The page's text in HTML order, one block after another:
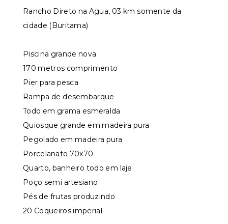
Rancho Direto na Agua, 03 km somente da
cidade (Buritama)
Piscina grande nova
170 metros comprimento
Pier para pesca
Rampa de desembarque
Todo em grama esmeralda
Quiosque grande em madeira pura
Pegolado em madeira pura
Porcelanato 70x70
Quarto, banheiro todo em laje
Poço semi artesiano
Pés de frutas produzindo
20 Coqueiros imperial